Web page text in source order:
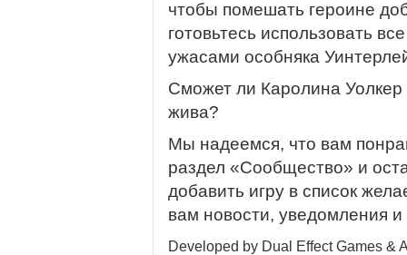
чтобы помешать героине
готовьтесь использовать
ужасами особняка
Сможет ли Каролина Уолкер
жива?
Мы надеемся, что вам
раздел «Сообщество» и
добавить игру в список
вам новости, уведомления
Developed by Dual Effect Games &